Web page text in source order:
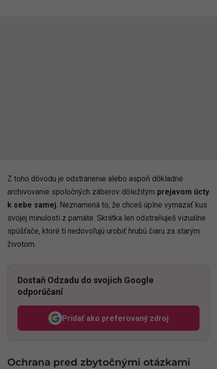
Z toho dôvodu je odstránenie alebo aspoň dôkladné
archivovanie spoločných záberov dôležitým prejavom úcty
k sebe samej. Neznamená to, že chceš úplne vymazať kus
svojej minulosti z pamäte. Skrátka len odstraňuješ vizuálne
spúšťače, ktoré ti nedovoľujú urobiť hrubú čiaru za starým
životom.
Dostaň Odzadu do svojich Google
odporúčaní
Pridať ako preferovaný zdroj
Odzadu, odkaz sa otvorí v
Ochrana pred zbytočnými otázkami